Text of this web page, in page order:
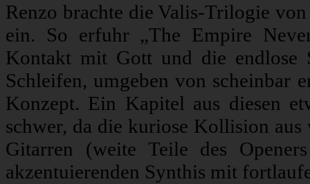
Renzo brachte die Valis-Trilogie
ein. So erfuhr „The Empire
Kontakt mit Gott und die endlose
Schleifen, umgeben von scheinbar
Konzept. Ein Kapitel aus diesen
schwer, da die kuriose Kollision
Gitarren (weite Teile des
akzentuierenden Synthis mit